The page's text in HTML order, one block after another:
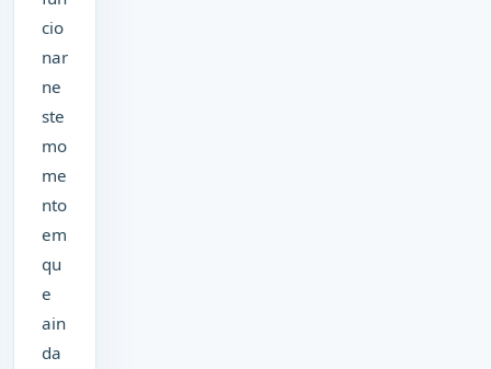
cio
nar
ne
ste
mo
me
nto
em
qu
e
ain
da